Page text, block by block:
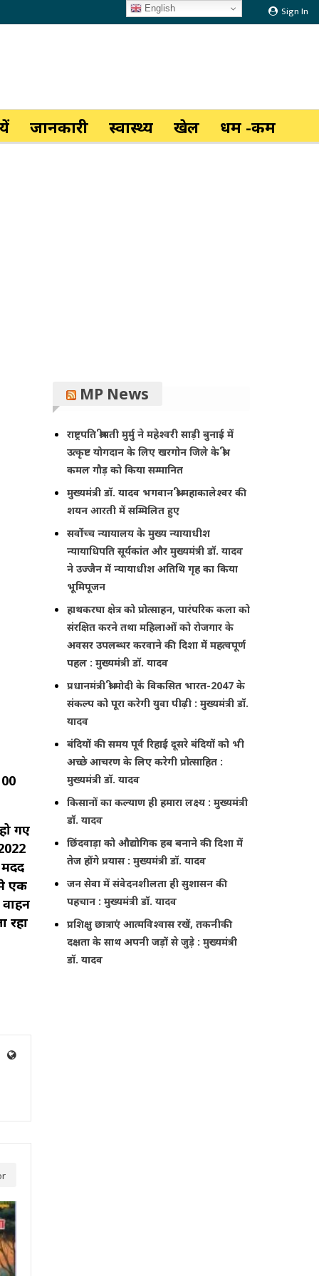
Sign In
जानकारी स्वास्थ्य खेल धर्म -कर्म
गए
एक
रहा
MP News
राष्ट्रपति श्रीमती मुर्मु ने महेश्वरी साड़ी बुनाई में
उत्कृष्ट योगदान के लिए खरगोन जिले के श्री
कमल गौड़ को किया सम्मानित
मुख्यमंत्री डॉ. यादव भगवान श्री महाकालेश्‍वर की
शयन आरती में सम्मिलित हुए
सर्वोच्च न्यायालय के मुख्‍य न्‍यायाधीश
न्यायाधिपति सूर्यकांत और मुख्यमंत्री डॉ. यादव
ने उज्जैन में न्यायाधीश अतिथि गृह का किया
भूमिपूजन
हाथकरघा क्षेत्र को प्रोत्साहन, पारंपरिक कला को
संरक्षित करने तथा महिलाओं को रोजगार के
अवसर उपलब्धर करवाने की दिशा में महत्वपूर्ण
पहल : मुख्यमंत्री डॉ. यादव
प्रधानमंत्री श्री मोदी के विकसित भारत-2047 के
संकल्प को पूरा करेगी युवा पीढ़ी : मुख्यमंत्री डॉ.
यादव
बंदियों की समय पूर्व रिहाई दूसरे बंदियों को भी
अच्छे आचरण के लिए करेगी प्रोत्साहित :
मुख्यमंत्री डॉ. यादव
किसानों का कल्याण ही हमारा लक्ष्य : मुख्यमंत्री
डॉ. यादव
छिंदवाड़ा को औद्योगिक हब बनाने की दिशा में
तेज होंगे प्रयास : मुख्यमंत्री डॉ. यादव
जन सेवा में संवेदनशीलता ही सुशासन की
पहचान : मुख्यमंत्री डॉ. यादव
प्रशिक्षु छात्राएं आत्मविश्वास रखें, तकनीकी
दक्षता के साथ अपनी जड़ों से जुड़े : मुख्यमंत्री
डॉ. यादव
English